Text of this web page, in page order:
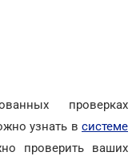
проверках
узнать в системе
проверить ваших